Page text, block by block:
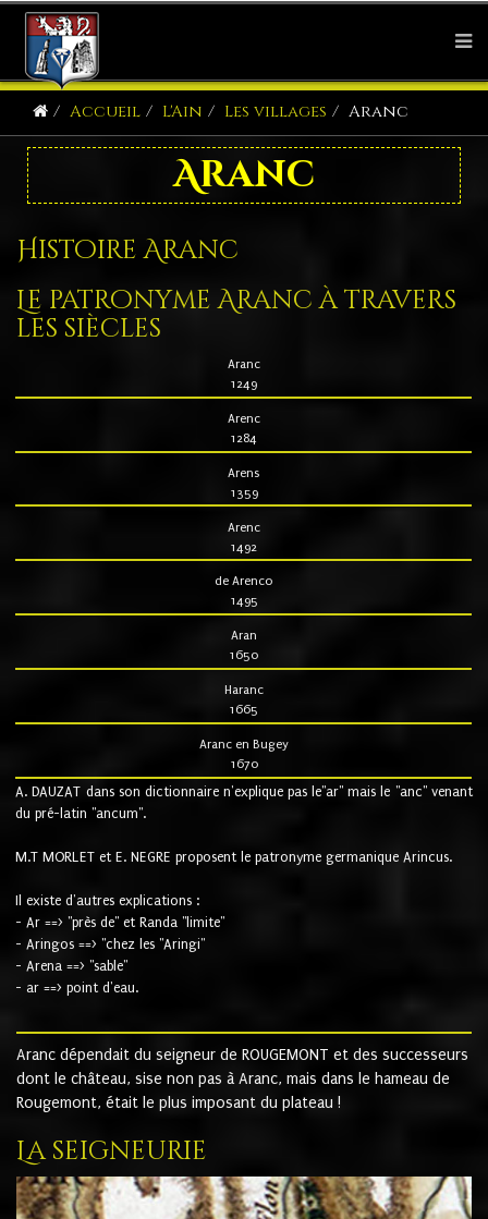
Accueil L'Ain Les villages Aranc
Aranc
Histoire Aranc
Le patronyme Aranc à travers
les siècles
Aranc
1249
Arenc
1284
Arens
1359
Arenc
1492
de Arenco
1495
Aran
1650
Haranc
1665
Aranc en Bugey
1670
A. DAUZAT dans son dictionnaire n'explique pas le"ar" mais le "anc" venant
du pré-latin "ancum".
M.T MORLET et E. NEGRE proposent le patronyme germanique Arincus.
Il existe d'autres explications :
- Ar ==> "près de" et Randa "limite"
- Aringos ==> "chez les "Aringi"
- Arena ==> "sable"
- ar ==> point d'eau.
Aranc dépendait du seigneur de ROUGEMONT et des successeurs
dont le château, sise non pas à Aranc, mais dans le hameau de
Rougemont, était le plus imposant du plateau !
La seigneurie